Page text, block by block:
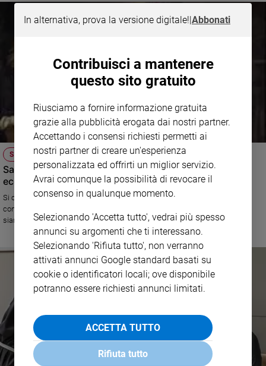
SACRA FAMIGLIA
Sacra Famiglia, identikit della festa natalizia per
eccellenza
Si celebra sempre la domenica successiva al Natale. Dopo aver
contemplato la Sacra Famiglia raccolta nella grotta di Betlemme, oggi
siamo invitati a contemplarla nella casa di Nazareth, dove Maria e
Giuseppe sono intenti a far crescere, giorno dopo giorno, il fanciullo Gesù
In alternativa, prova la versione digitale!|Abbonati
Contribuisci a mantenere
questo sito gratuito
Riusciamo a fornire informazione gratuita
grazie alla pubblicità erogata dai nostri partner.
Accettando i consensi richiesti permetti ai
nostri partner di creare un'esperienza
personalizzata ed offrirti un miglior servizio.
Avrai comunque la possibilità di revocare il
consenso in qualunque momento.
Selezionando 'Accetta tutto', vedrai più spesso
annunci su argomenti che ti interessano.
Selezionando 'Rifiuta tutto', non verranno
attivati annunci Google standard basati su
cookie o identificatori locali; ove disponibile
potranno essere richiesti annunci limitati.
ACCETTA TUTTO
Rifiuta tutto